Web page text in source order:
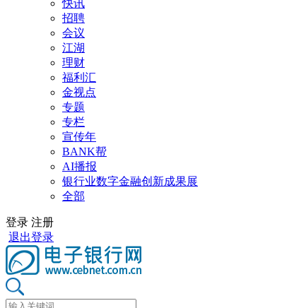
快讯
招聘
会议
江湖
理财
福利汇
金视点
专题
专栏
宣传年
BANK帮
AI播报
银行业数字金融创新成果展
全部
登录 注册
退出登录